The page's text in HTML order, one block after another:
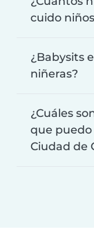
cuido
¿Babysits
niñeras?
¿Cuáles
que
Ciudad de